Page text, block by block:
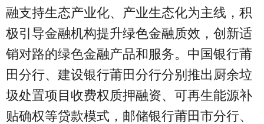
融支持生态产业化、产业生态化为主线，积
极引导金融机构提升绿色金融质效，创新适
销对路的绿色金融产品和服务。中国银行莆
田分行、建设银行莆田分行分别推出厨余垃
圾处置项目收费权质押融资、可再生能源补
贴确权等贷款模式，邮储银行莆田市分行、